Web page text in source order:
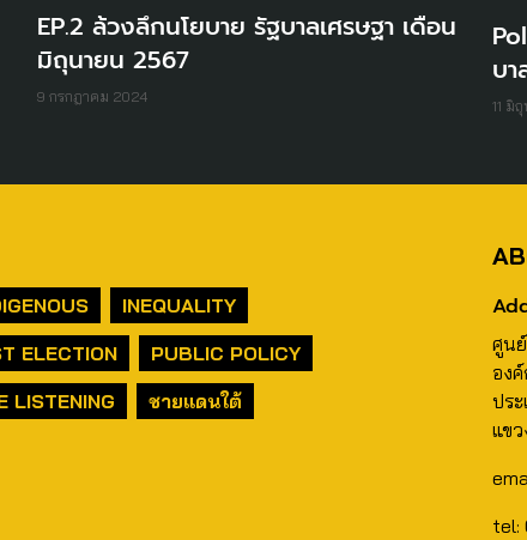
EP.2 ล้วงลึกนโยบาย รัฐบาลเศรษฐา เดือน
มิถุนายน 2567
9 กรกฎาคม 2024
บ
11 มิ
INEQUALITY
ELECTION
PUBLIC POLICY
LISTENING
ชายแดนใต้
ศูน
อง
ปร
แขว
tel: